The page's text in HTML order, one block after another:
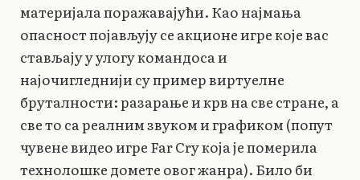
материјала поражавајући. Као најмања
опасност појављују се акционе игре које вас
стављају у улогу командоса и
најочигледнији су пример виртуелне
бруталности: разарање и крв на све стране, а
све то са реалним звуком и графиком (попут
чувене видео игре Far Cry која је померила
технолошке домете овог жанра). Било би